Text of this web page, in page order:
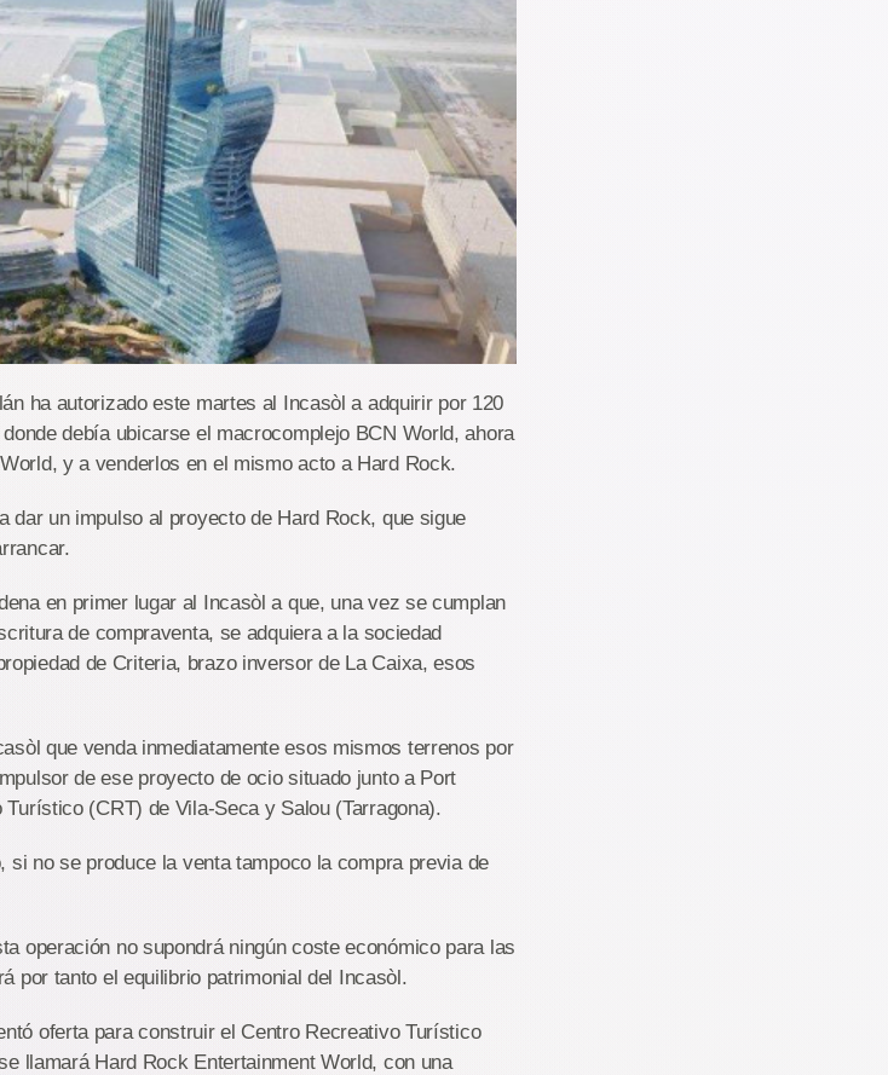
ha autorizado este martes al Incasòl a adquirir por 120
debía ubicarse el macrocomplejo BCN World, ahora
y a venderlos en el mismo acto a Hard Rock.
dar un impulso al proyecto de Hard Rock, que sigue
en primer lugar al Incasòl a que, una vez se cumplan
de compraventa, se adquiera a la sociedad
de Criteria, brazo inversor de La Caixa, esos
que venda inmediatamente esos mismos terrenos por
de ese proyecto de ocio situado junto a Port
(CRT) de Vila-Seca y Salou (Tarragona).
si no se produce la venta tampoco la compra previa de
operación no supondrá ningún coste económico para las
por tanto el equilibrio patrimonial del Incasòl.
oferta para construir el Centro Recreativo Turístico
llamará Hard Rock Entertainment World, con una